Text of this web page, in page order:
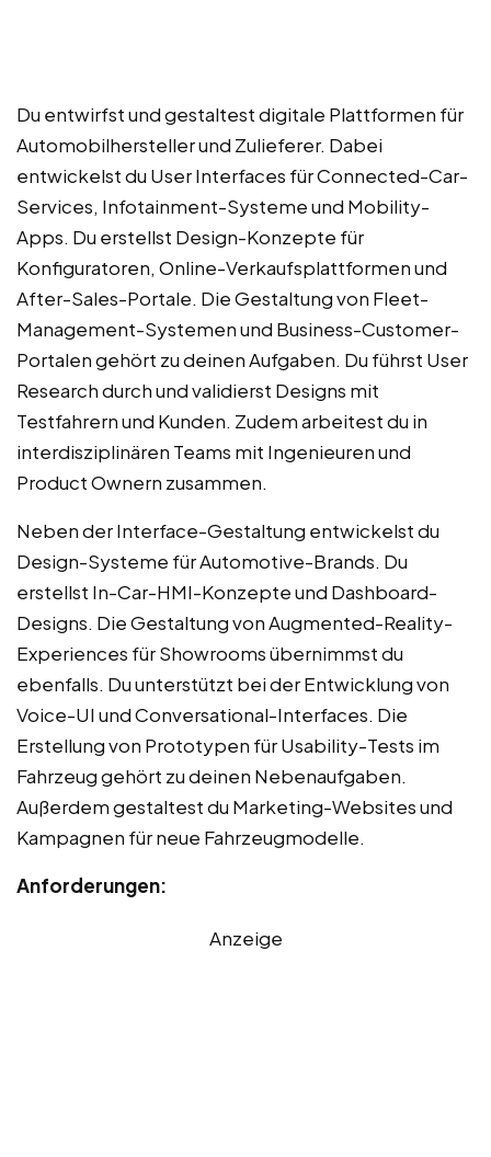
Du entwirfst und gestaltest digitale Plattformen für
Automobilhersteller und Zulieferer. Dabei
entwickelst du User Interfaces für Connected-Car-
Services, Infotainment-Systeme und Mobility-
Apps. Du erstellst Design-Konzepte für
Konfiguratoren, Online-Verkaufsplattformen und
After-Sales-Portale. Die Gestaltung von Fleet-
Management-Systemen und Business-Customer-
Portalen gehört zu deinen Aufgaben. Du führst User
Research durch und validierst Designs mit
Testfahrern und Kunden. Zudem arbeitest du in
interdisziplinären Teams mit Ingenieuren und
Product Ownern zusammen.
Neben der Interface-Gestaltung entwickelst du
Design-Systeme für Automotive-Brands. Du
erstellst In-Car-HMI-Konzepte und Dashboard-
Designs. Die Gestaltung von Augmented-Reality-
Experiences für Showrooms übernimmst du
ebenfalls. Du unterstützt bei der Entwicklung von
Voice-UI und Conversational-Interfaces. Die
Erstellung von Prototypen für Usability-Tests im
Fahrzeug gehört zu deinen Nebenaufgaben.
Außerdem gestaltest du Marketing-Websites und
Kampagnen für neue Fahrzeugmodelle.
Anforderungen:
Anzeige